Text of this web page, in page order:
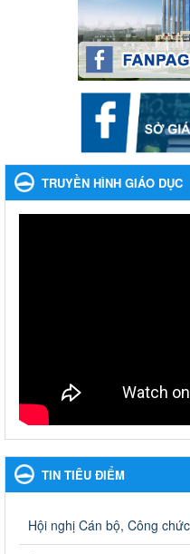
Kế hoạch Tổ chức Hội trại
Cát Lần thứ VIII, năm học
Kế hoạch Tổ chức Hội trại
Lần thứ VIII, năm học 2023-
Ngày ban hành: 28/12/2023
Phối hợp rà soát nhu cầu
Phối hợp rà soát nhu cầu
Ngày ban hành: 22/11/2023
Phát động, triển khai Cuộc
tiếp theo
Nhắc nhỡ thực hiện thanh
Ngày ban hành: 27/09/2023
Hưởng ứng cuộc thi Tìm
Ngày ban hành: 06/09/2023
TRUYỀN HÌNH GIÁO DỤC
TIN TIÊU ĐIỂM
Hội nghị Cán bộ, Công